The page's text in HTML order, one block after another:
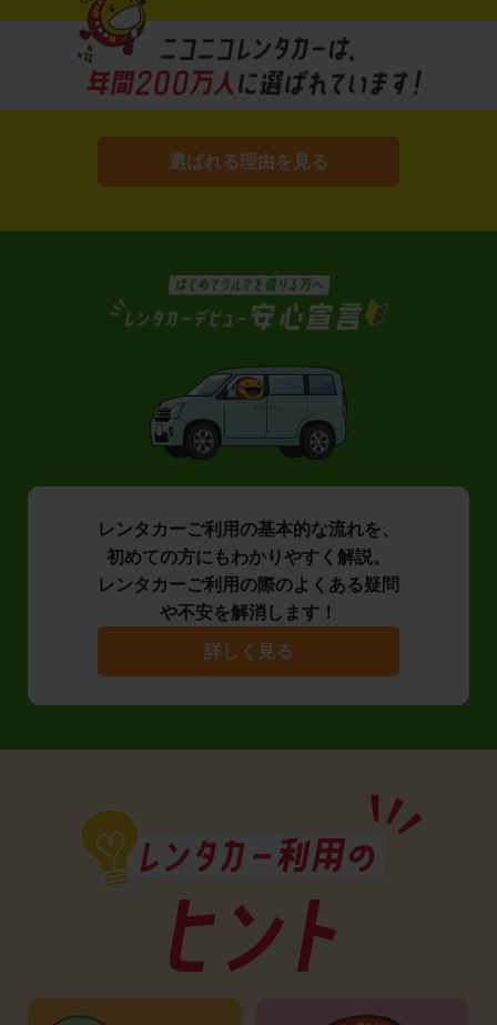
選ばれる理由を見る
レンタカーご利用の基本的な流れを、
初めての方にもわかりやすく解説。
レンタカーご利用の際のよくある疑問
や不安を解消します！
詳しく見る